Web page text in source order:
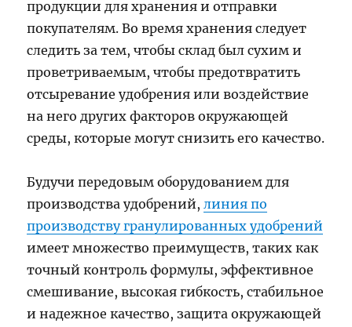
продукции для хранения и отправки
покупателям. Во время хранения следует
следить за тем, чтобы склад был сухим и
проветриваемым, чтобы предотвратить
отсыревание удобрения или воздействие
на него других факторов окружающей
среды, которые могут снизить его качество.
Будучи передовым оборудованием для
производства удобрений,линия по
производству гранулированных удобрений
имеет множество преимуществ, таких как
точный контроль формулы, эффективное
смешивание, высокая гибкость, стабильное
и надежное качество, защита окружающей